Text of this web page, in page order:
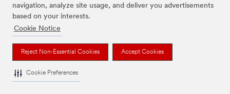
navigation, analyze site usage, and deliver you advertisements
based on your interests.
Cookie Notice
Reject Non-Essential Cookies Accept Cookies
Cookie Preferences